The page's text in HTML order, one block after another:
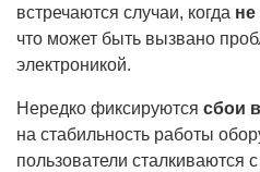
встречаются случаи, когда не
что может быть вызвано
электроникой.
Нередко фиксируются сбои
на стабильность работы
пользователи сталкиваются